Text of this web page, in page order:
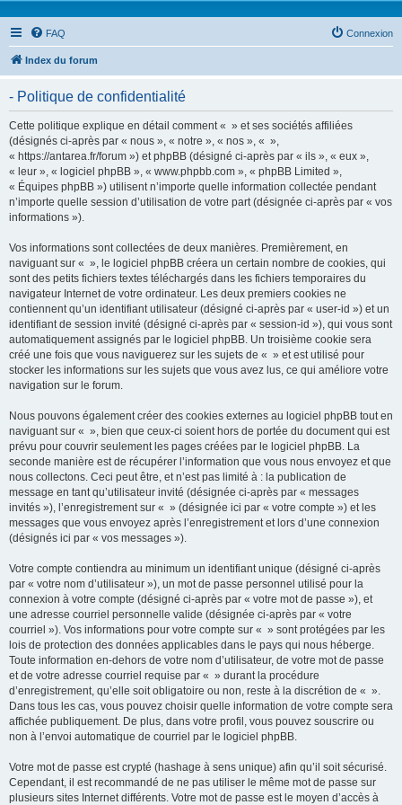
FAQ Connexion
Index du forum
- Politique de confidentialité
Cette politique explique en détail comment « » et ses sociétés affiliées
(désignés ci-après par « nous », « notre », « nos », « »,
« https://antarea.fr/forum ») et phpBB (désigné ci-après par « ils », « eux »,
« leur », « logiciel phpBB », « www.phpbb.com », « phpBB Limited »,
« Équipes phpBB ») utilisent n’importe quelle information collectée pendant
n’importe quelle session d’utilisation de votre part (désignée ci-après par « vos
informations »).
Vos informations sont collectées de deux manières. Premièrement, en
naviguant sur « », le logiciel phpBB créera un certain nombre de cookies, qui
sont des petits fichiers textes téléchargés dans les fichiers temporaires du
navigateur Internet de votre ordinateur. Les deux premiers cookies ne
contiennent qu’un identifiant utilisateur (désigné ci-après par « user-id ») et un
identifiant de session invité (désigné ci-après par « session-id »), qui vous sont
automatiquement assignés par le logiciel phpBB. Un troisième cookie sera
créé une fois que vous naviguerez sur les sujets de « » et est utilisé pour
stocker les informations sur les sujets que vous avez lus, ce qui améliore votre
navigation sur le forum.
Nous pouvons également créer des cookies externes au logiciel phpBB tout en
naviguant sur « », bien que ceux-ci soient hors de portée du document qui est
prévu pour couvrir seulement les pages créées par le logiciel phpBB. La
seconde manière est de récupérer l’information que vous nous envoyez et que
nous collectons. Ceci peut être, et n’est pas limité à : la publication de
message en tant qu’utilisateur invité (désignée ci-après par « messages
invités »), l’enregistrement sur « » (désignée ici par « votre compte ») et les
messages que vous envoyez après l’enregistrement et lors d’une connexion
(désignés ici par « vos messages »).
Votre compte contiendra au minimum un identifiant unique (désigné ci-après
par « votre nom d’utilisateur »), un mot de passe personnel utilisé pour la
connexion à votre compte (désigné ci-après par « votre mot de passe »), et
une adresse courriel personnelle valide (désignée ci-après par « votre
courriel »). Vos informations pour votre compte sur « » sont protégées par les
lois de protection des données applicables dans le pays qui nous héberge.
Toute information en-dehors de votre nom d’utilisateur, de votre mot de passe
et de votre adresse courriel requise par « » durant la procédure
d’enregistrement, qu’elle soit obligatoire ou non, reste à la discrétion de « ».
Dans tous les cas, vous pouvez choisir quelle information de votre compte sera
affichée publiquement. De plus, dans votre profil, vous pouvez souscrire ou
non à l’envoi automatique de courriel par le logiciel phpBB.
Votre mot de passe est crypté (hashage à sens unique) afin qu’il soit sécurisé.
Cependant, il est recommandé de ne pas utiliser le même mot de passe sur
plusieurs sites Internet différents. Votre mot de passe est le moyen d’accès à